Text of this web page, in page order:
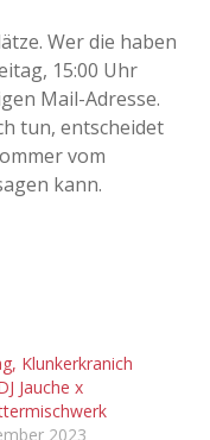
Wer die haben
15:00 Uhr
Mail-Adresse.
tun, entscheidet
vom
kann.
Klunkerkranich
Jauche x
2023